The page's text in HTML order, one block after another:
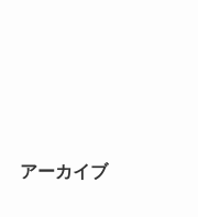
アーカイブ